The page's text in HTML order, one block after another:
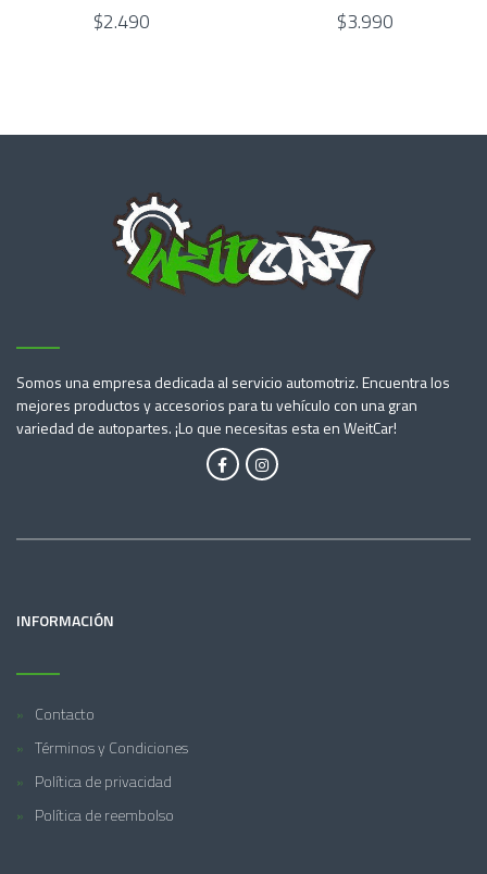
$2.490 $3.990
Somos una empresa dedicada al servicio automotriz. Encuentra los
mejores productos y accesorios para tu vehículo con una gran
variedad de autopartes. ¡Lo que necesitas esta en WeitCar!
INFORMACIÓN
Contacto
Términos y Condiciones
Política de privacidad
Política de reembolso